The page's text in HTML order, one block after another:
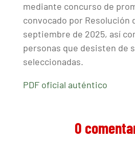
mediante concurso de
convocado por Resolución
septiembre de 2025, así
personas que desisten de
seleccionadas.
PDF oficial auténtico
0